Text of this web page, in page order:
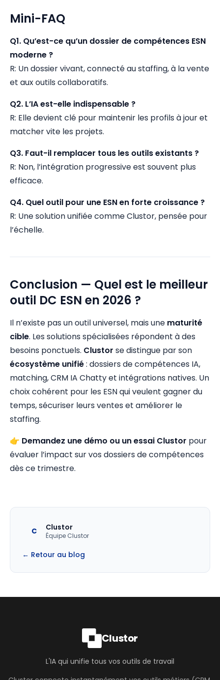
Mini-FAQ
Q1. Qu’est-ce qu’un dossier de compétences ESN
moderne ?
R: Un dossier vivant, connecté au staffing, à la vente
et aux outils collaboratifs.
Q2. L’IA est-elle indispensable ?
R: Elle devient clé pour maintenir les profils à jour et
matcher vite les projets.
Q3. Faut-il remplacer tous les outils existants ?
R: Non, l’intégration progressive est souvent plus
efficace.
Q4. Quel outil pour une ESN en forte croissance ?
R: Une solution unifiée comme Clustor, pensée pour
l’échelle.
Conclusion — Quel est le meilleur
outil DC ESN en 2026 ?
Il n’existe pas un outil universel, mais une maturité
cible. Les solutions spécialisées répondent à des
besoins ponctuels. Clustor se distingue par son
écosystème unifié: dossiers de compétences IA,
matching, CRM IA Chatty et intégrations natives. Un
choix cohérent pour les ESN qui veulent gagner du
temps, sécuriser leurs ventes et améliorer le
staffing.
👉 Demandez une démo ou un essai Clustor pour
évaluer l’impact sur vos dossiers de compétences
dès ce trimestre.
C Clustor
Équipe Clustor
← Retour au blog
Clustor
L'IA qui unifie tous vos outils de travail